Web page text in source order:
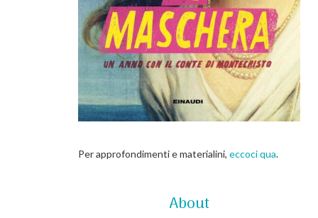
Per approfondimenti e materialini, eccoci qua.
About